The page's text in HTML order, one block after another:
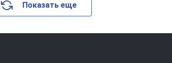
Показать еще